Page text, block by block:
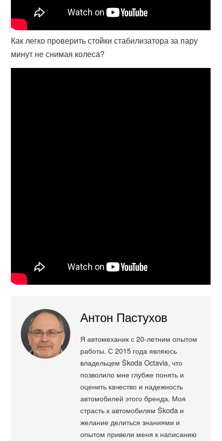
Как легко проверить стойки стабилизатора за пару
минут не снимая колеса?
Антон Пастухов
Я автомеханик с 20-летним опытом
работы. С 2015 года являюсь
владельцем Škoda Octavia, что
позволило мне глубже понять и
оценить качество и надежность
автомобилей этого бренда. Моя
страсть к автомобилям Škoda и
желание делиться знаниями и
опытом привели меня к написанию